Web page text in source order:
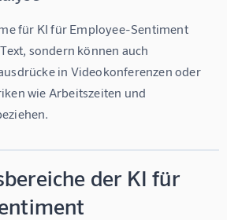
für KI für Employee-Sentiment
sondern können auch
in Videokonferenzen oder
wie Arbeitszeiten und
der KI für